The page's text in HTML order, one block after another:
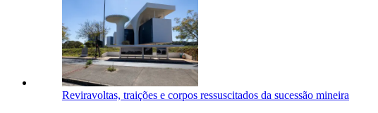
Reviravoltas, traições e corpos ressuscitados da sucessão mineira